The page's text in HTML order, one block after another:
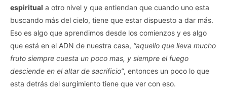
espiritual a otro nivel y que entiendan que cuando uno esta
buscando más del cielo, tiene que estar dispuesto a dar más.
Eso es algo que aprendimos desde los comienzos y es algo
que está en el ADN de nuestra casa, “aquello que lleva mucho
fruto siempre cuesta un poco mas, y siempre el fuego
desciende en el altar de sacrificio”, entonces un poco lo que
esta detrás del surgimiento tiene que ver con eso.